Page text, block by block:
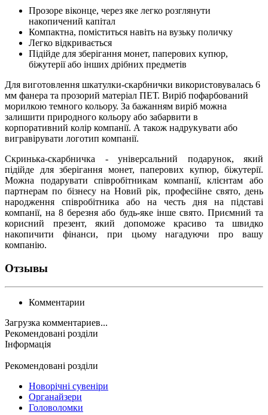
Прозоре віконце, через яке легко розглянути
накопичений капітал
Компактна, поміститься навіть на вузьку поличку
Легко відкривається
Підійде для зберігання монет, паперових купюр,
біжутерії або інших дрібних предметів
Для виготовлення шкатулки-скарбнички використовувалась 6
мм фанера та прозорий матеріал ПЕТ. Виріб пофарбований
морилкою темного кольору. За бажанням виріб можна
залишити природного кольору або забарвити в
корпоративний колір компанії. А також надрукувати або
вигравірувати логотип компанії.
Скринька-скарбничка - універсальний подарунок, який
підійде для зберігання монет, паперових купюр, біжутерії.
Можна подарувати співробітникам компанії, клієнтам або
партнерам по бізнесу на Новий рік, професійне свято, день
народження співробітника або на честь дня на підставі
компанії, на 8 березня або будь-яке інше свято. Приємний та
корисний презент, який допоможе красиво та швидко
накопичити фінанси, при цьому нагадуючи про вашу
компанію.
Отзывы
Комментарии
Загрузка комментариев...
Рекомендовані розділи
Інформація
Рекомендовані розділи
Новорічні сувеніри
Органайзери
Головоломки